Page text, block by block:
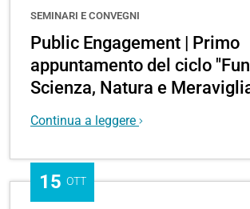
SEMINARI E CONVEGNI
Public Engagement | Primo
appuntamento del ciclo
Scienza, Natura e
Continua a leggere
15 OTT